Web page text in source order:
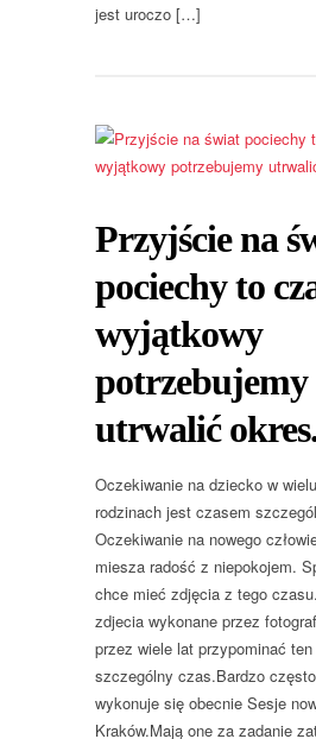
jest uroczo […]
Przyjście na
pociechy to
wyjątkowy
potrzebujemy
utrwalić
Oczekiwanie na dziecko w wielu
rodzinach jest czasem
Oczekiwanie na nowego
miesza radość z niepokojem.
chce mieć zdjęcia z tego
zdjecia wykonane przez
przez wiele lat przypominać ten
szczególny czas.Bardzo często
wykonuje się obecnie Sesje
Kraków.Mają one za zadanie